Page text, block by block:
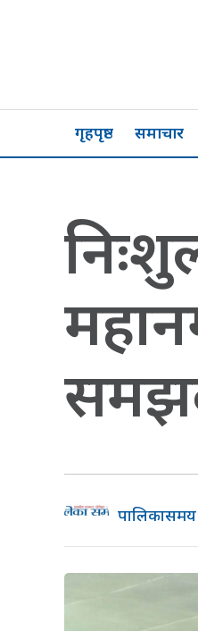
गृहपृष्ठ समाचार
पालिकासमय